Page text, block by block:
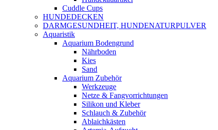
Cuddle Cups
HUNDEDECKEN
DARMGESUNDHEIT, HUNDENATURPULVER
Aquaristik
Aquarium Bodengrund
Nährboden
Kies
Sand
Aquarium Zubehör
Werkzeuge
Netze & Fangvorrichtungen
Silikon und Kleber
Schlauch & Zubehör
Ablaichkästen